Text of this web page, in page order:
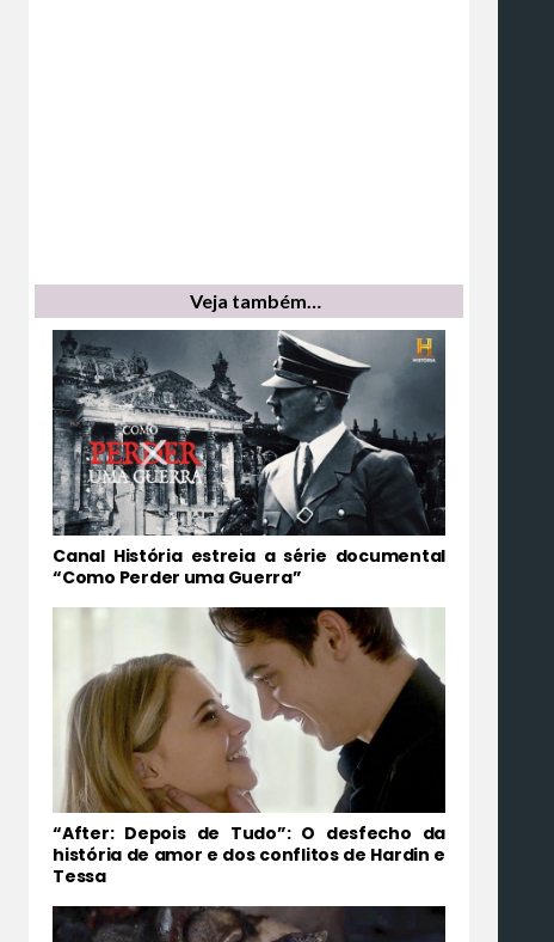
Veja também…
Canal História estreia a série documental
“Como Perder uma Guerra”
“After: Depois de Tudo”: O desfecho da
história de amor e dos conflitos de Hardin e
Tessa